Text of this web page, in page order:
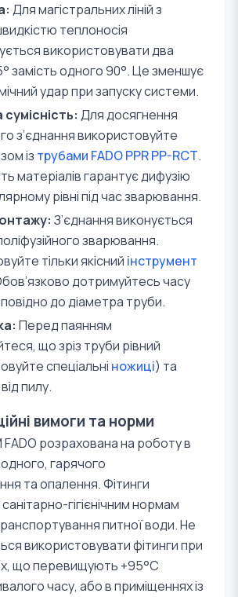
Для магістральних ліній з
теплоносія
використовувати два
замість одного 90°. Це зменшує
удар при запуску системи.
Для досягнення
з’єднання використовуйте
із трубами FADO PPR PP-RCT.
матеріалів гарантує дифузію
рівні під час зварювання.
З’єднання виконується
зварювання.
тільки якісний інструмент
дотримуйтесь часу
до діаметра труби.
Перед паянням
що зріз труби рівний
спеціальні ножиці) та
пилу.
вимоги та норми
FADO розрахована на роботу в
гарячого
та опалення. Фітинги
гігієнічним нормам
питної води. Не
використовувати фітинги при
що перевищують +95°С
часу, або в приміщеннях із